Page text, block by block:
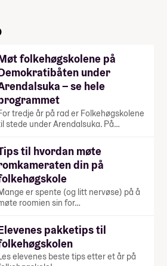
folkehøgskolene på
under
– se hele
tredje år på rad er Folkehøgskolene
stede under Arendalsuka. På…
til hvordan møte
din på
er spente (og litt nervøse) på å
roomien sin for…
pakketips til
elevenes beste tips etter et år på